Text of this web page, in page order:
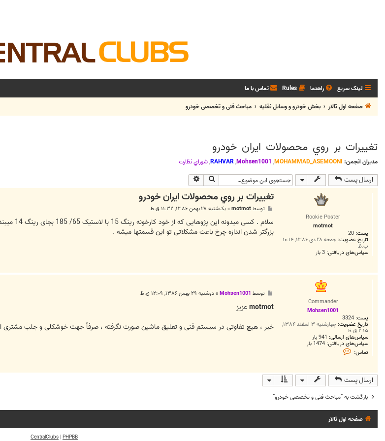
لینک سریع راهنما Rules تماس با ما
صفحه اول تالار
بخش خودرو و وسايل نقليه مباحث فنی و تخصصی خودرو
تغييرات بر روي محصولات ايران خودرو
مدیران انجمن: MOHAMMAD_ASEMOONI
,
Mohsen1001
,
RAHVAR
,شوراي نظارت
ارسال پست جستجو
Rookie Poster
motmot
پست: 20
تاریخ عضویت: جمعه ۲۸ دی ۱۳۸۶, ۱۰:۱۴
ب.ظ
سپاس‌های دریافتی: 3 بار
تغييرات بر روي محصولات ايران خودرو
ت
توسطmotmot
» یک‌شنبه ۲۸ بهمن ۱۳۸۶, ۱۱:۳۲ ق.ظ
سلام .
بزرگتر شدن اندازه چرخ باعث مشکلاتی تو این قسمتها میشه .
Commander
Mohsen1001
پست: 3324
تاریخ عضویت: چهارشنبه ۳ اسفند ۱۳۸۴,
۲:۱۵ ق.ظ
سپاس‌های ارسالی: 941 بار
سپاس‌های دریافتی: 1474 بار
تماس:
ت
M
o
h
s
e
0
0
ت
توسط Mohsen1001
»دوشنبه ۲۹ بهمن ۱۳۸۶, ۱۲:۰۹ ق.ظ
motmotعزیز
خیر ، هیچ تفاوتی در سیستم فنی و تعلیق ماشین صورت نگرفته ، صرفاً جهت خوشکلی و جلب مشتری
ارسال پست
بازگشت به “مباحث فنی و تخصصی خودرو”
صفحه اول تالار
PHPBB
|
CentralClubs